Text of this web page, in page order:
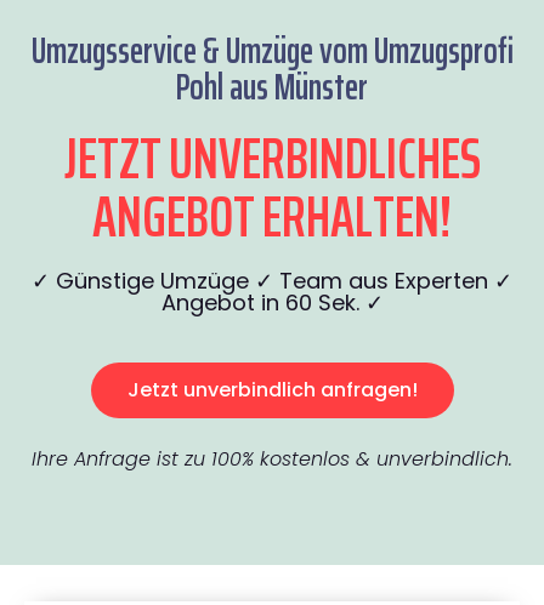
Umzugsservice & Umzüge vom Umzugsprofi
Pohl aus Münster
JETZT UNVERBINDLICHES
ANGEBOT ERHALTEN!
✓ Günstige Umzüge ✓ Team aus Experten ✓
Angebot in 60 Sek. ✓
Jetzt unverbindlich anfragen!
Ihre Anfrage ist zu 100% kostenlos & unverbindlich.